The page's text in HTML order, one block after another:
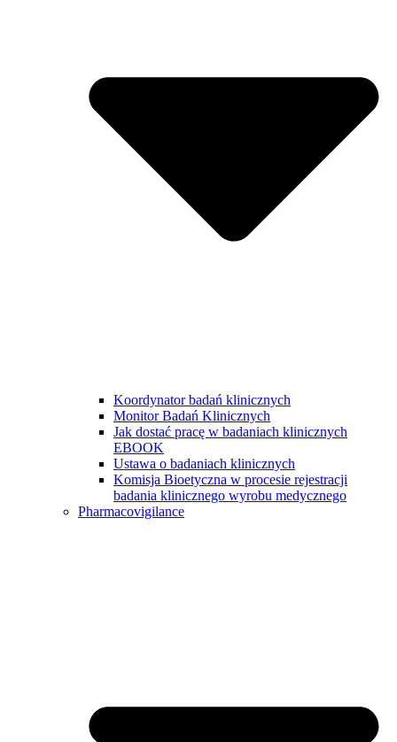
Koordynator badań klinicznych
Monitor Badań Klinicznych
Jak dostać pracę w badaniach klinicznych
EBOOK
Ustawa o badaniach klinicznych
Komisja Bioetyczna w procesie rejestracji
badania klinicznego wyrobu medycznego
Pharmacovigilance